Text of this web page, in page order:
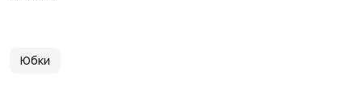
Юбки